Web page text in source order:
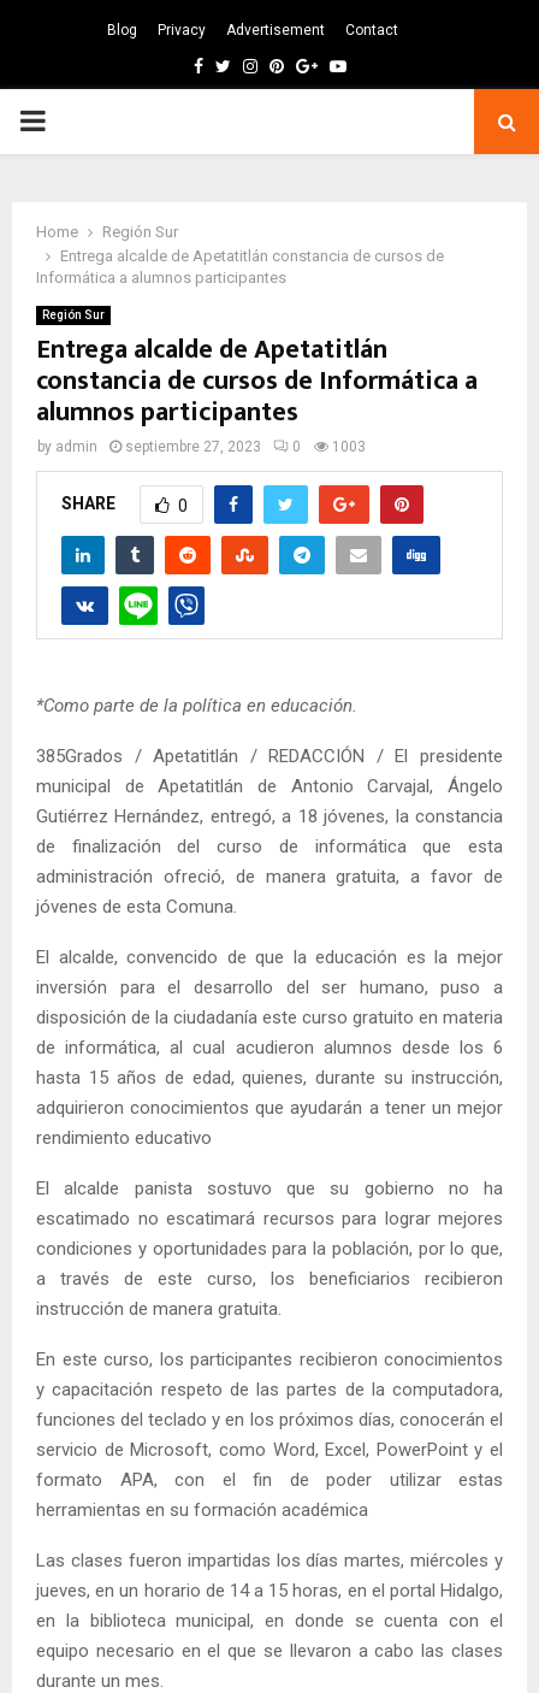
Blog Privacy Advertisement Contact
Facebook
TwitterInstagram
Pinterest
GoogleYoutube
PRIMARY
Home
Región Sur
Entrega alcalde de Apetatitlán constancia de cursos de
Informática a alumnos participantes
Región Sur
Entrega alcalde de Apetatitlán
constancia de cursos de Informática a
alumnos participantes
by admin septiembre 27, 2023 0 1003
SHARE 0
*Como parte de la política en educación.
385Grados / Apetatitlán / REDACCIÓN / El presidente
municipal de Apetatitlán de Antonio Carvajal, Ángelo
Gutiérrez Hernández, entregó, a 18 jóvenes, la constancia
de finalización del curso de informática que esta
administración ofreció, de manera gratuita, a favor de
jóvenes de esta Comuna.
El alcalde, convencido de que la educación es la mejor
inversión para el desarrollo del ser humano, puso a
disposición de la ciudadanía este curso gratuito en materia
de informática, al cual acudieron alumnos desde los 6
hasta 15 años de edad, quienes, durante su instrucción,
adquirieron conocimientos que ayudarán a tener un mejor
rendimiento educativo
El alcalde panista sostuvo que su gobierno no ha
escatimado no escatimará recursos para lograr mejores
condiciones y oportunidades para la población, por lo que,
a través de este curso, los beneficiarios recibieron
instrucción de manera gratuita.
En este curso, los participantes recibieron conocimientos
y capacitación respeto de las partes de la computadora,
funciones del teclado y en los próximos días, conocerán el
servicio de Microsoft, como Word, Excel, PowerPoint y el
formato APA, con el fin de poder utilizar estas
herramientas en su formación académica
Las clases fueron impartidas los días martes, miércoles y
jueves, en un horario de 14 a 15 horas, en el portal Hidalgo,
en la biblioteca municipal, en donde se cuenta con el
equipo necesario en el que se llevaron a cabo las clases
durante un mes.